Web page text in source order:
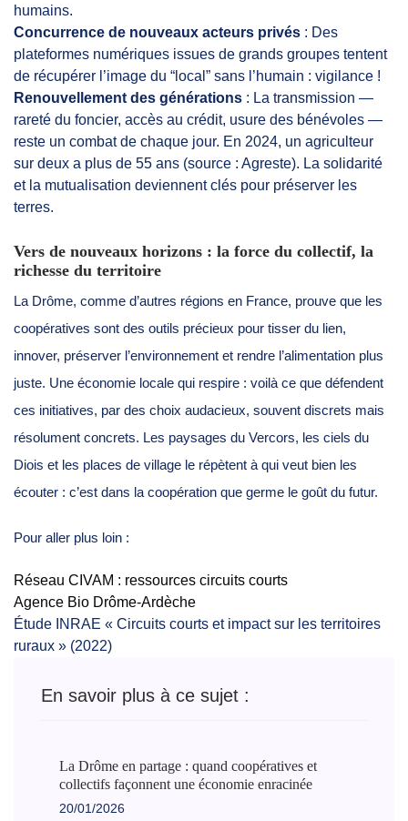
humains.
Concurrence de nouveaux acteurs privés : Des
plateformes numériques issues de grands groupes tentent
de récupérer l’image du “local” sans l’humain : vigilance !
Renouvellement des générations : La transmission —
rareté du foncier, accès au crédit, usure des bénévoles —
reste un combat de chaque jour. En 2024, un agriculteur
sur deux a plus de 55 ans (source : Agreste). La solidarité
et la mutualisation deviennent clés pour préserver les
terres.
Vers de nouveaux horizons : la force du collectif, la
richesse du territoire
La Drôme, comme d’autres régions en France, prouve que les
coopératives sont des outils précieux pour tisser du lien,
innover, préserver l’environnement et rendre l’alimentation plus
juste. Une économie locale qui respire : voilà ce que défendent
ces initiatives, par des choix audacieux, souvent discrets mais
résolument concrets. Les paysages du Vercors, les ciels du
Diois et les places de village le répètent à qui veut bien les
écouter : c’est dans la coopération que germe le goût du futur.
Pour aller plus loin :
Réseau CIVAM : ressources circuits courts
Agence Bio Drôme-Ardèche
Étude INRAE « Circuits courts et impact sur les territoires
ruraux » (2022)
En savoir plus à ce sujet :
La Drôme en partage : quand coopératives et
collectifs façonnent une économie enracinée
20/01/2026